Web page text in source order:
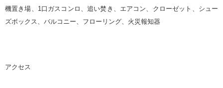
機置き場、 1口ガスコンロ、追い焚き、エアコン、クローゼット、シュー
ズボックス、バルコニー、フローリング、火災報知器
アクセス